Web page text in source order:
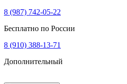
8 (987) 742-05-22
Бесплатно по России
8 (910) 388-13-71
Дополнительный